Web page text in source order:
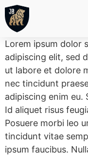
Lorem ipsum dolor
adipiscing elit, sed
ut labore et dolore
nec tincidunt
adipiscing enim eu.
Id aliquet risus
Posuere morbi leo
tincidunt vitae
ipsum faucibus.